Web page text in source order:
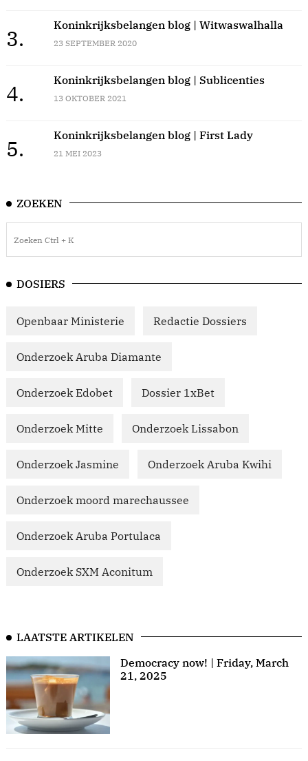
3.
Koninkrijksbelangen blog | Witwaswalhalla
23 SEPTEMBER 2020
4.
Koninkrijksbelangen blog | Sublicenties
13 OKTOBER 2021
5.
Koninkrijksbelangen blog | First Lady
21 MEI 2023
ZOEKEN
DOSIERS
Openbaar Ministerie Redactie Dossiers
Onderzoek Aruba Diamante
Onderzoek Edobet Dossier 1xBet
Onderzoek Mitte Onderzoek Lissabon
Onderzoek Jasmine Onderzoek Aruba Kwihi
Onderzoek moord marechaussee
Onderzoek Aruba Portulaca
Onderzoek SXM Aconitum
LAATSTE ARTIKELEN
Democracy now! | Friday, March
21, 2025